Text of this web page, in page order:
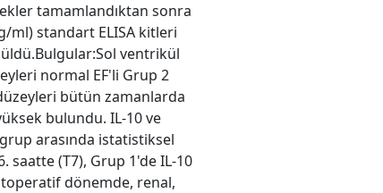
tamamlandıktan sonra
ml) standart ELISA kitleri
ventrikül
normal EF'li Grup 2
bütün zamanlarda
bulundu. IL-10 ve
arasında istatistiksel
(T7), Grup 1'de IL-10
dönemde, renal,